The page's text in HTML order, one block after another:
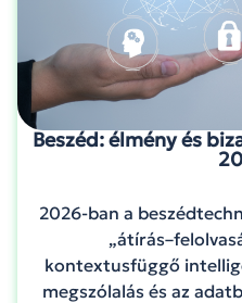
Beszéd: élmény és
2026-ban a
kontextusfüggő
megszólalás és az